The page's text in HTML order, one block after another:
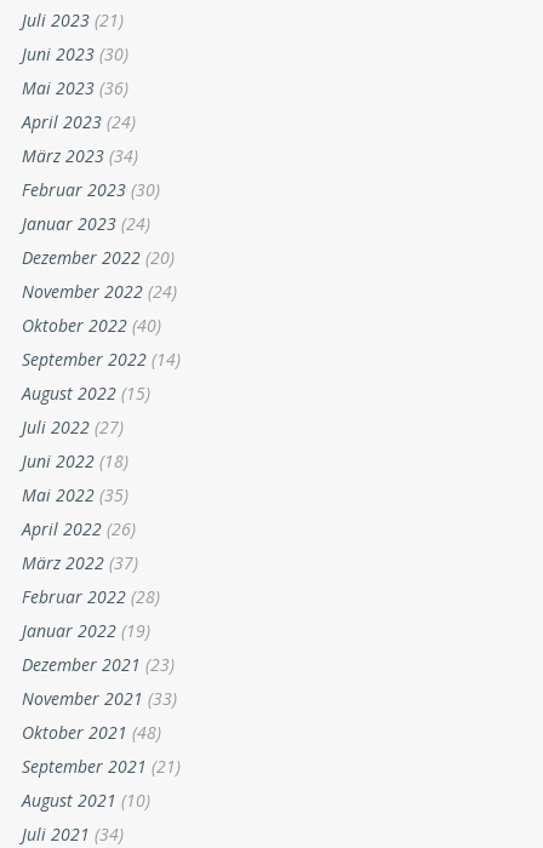
Juli 2023 (21)
Juni 2023 (30)
Mai 2023 (36)
April 2023 (24)
März 2023 (34)
Februar 2023 (30)
Januar 2023 (24)
Dezember 2022 (20)
November 2022 (24)
Oktober 2022 (40)
September 2022 (14)
August 2022 (15)
Juli 2022 (27)
Juni 2022 (18)
Mai 2022 (35)
April 2022 (26)
März 2022 (37)
Februar 2022 (28)
Januar 2022 (19)
Dezember 2021 (23)
November 2021 (33)
Oktober 2021 (48)
September 2021 (21)
August 2021 (10)
Juli 2021 (34)